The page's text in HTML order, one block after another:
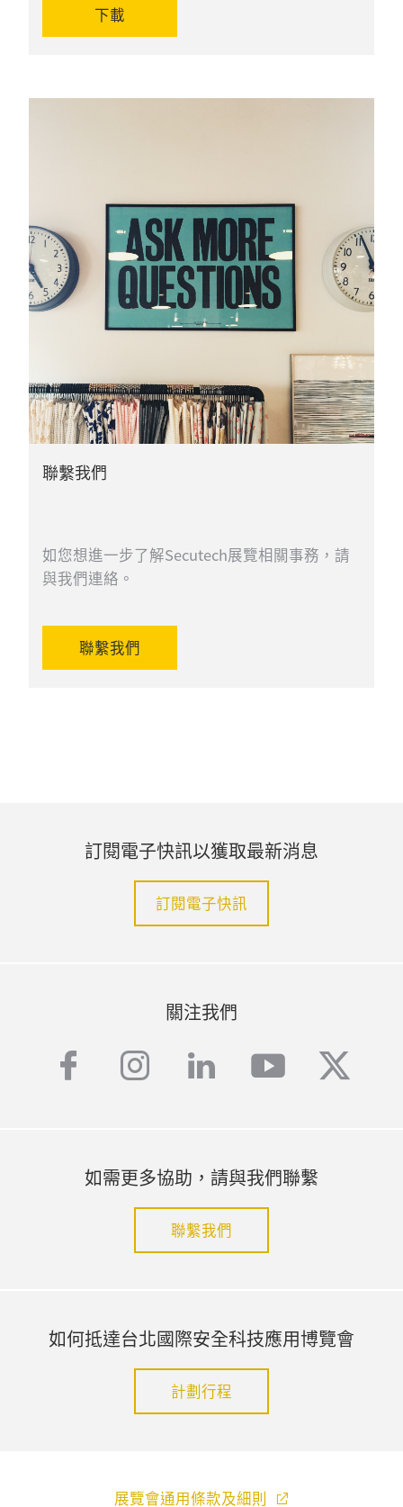
下載
聯繫我們
如您想進一步了解Secutech展覽相關事務，請
與我們連絡。
聯繫我們
訂閱電子快訊以獲取最新消息
訂閱電子快訊
關注我們
facebook
instagram
linkedinyoutube
如需更多協助，請與我們聯繫
聯繫我們
如何抵達台北國際安全科技應用博覽會
計劃行程
展覽會通用條款及細則